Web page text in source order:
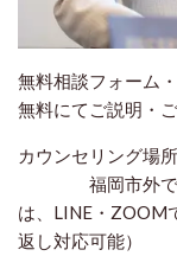
無料相談フォーム
無料にてご説明・
カウンセリング
福岡市外でし
は、LINE・ZOOM
返し対応可能）